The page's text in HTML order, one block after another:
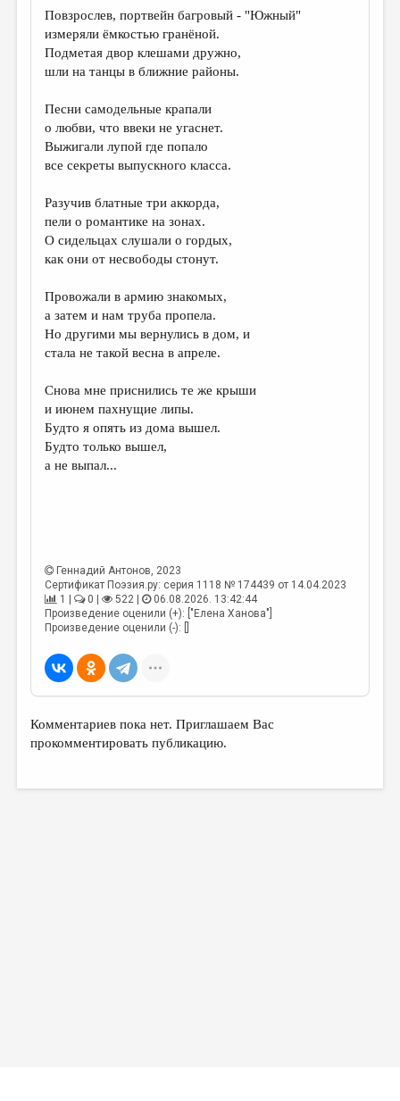
Повзрослев, портвейн багровый - "Южный"
измеряли ёмкостью гранёной.
Подметая двор клешами дружно,
шли на танцы в ближние районы.
Песни самодельные крапали
о любви, что ввеки не угаснет.
Выжигали лупой где попало
все секреты выпускного класса.
Разучив блатные три аккорда,
пели о романтике на зонах.
О сидельцах слушали о гордых,
как они от несвободы стонут.
Провожали в армию знакомых,
а затем и нам труба пропела.
Но другими мы вернулись в дом, и
стала не такой весна в апреле.
Снова мне приснились те же крыши
и июнем пахнущие липы.
Будто я опять из дома вышел.
Будто только вышел,
а не выпал...
Геннадий Антонов, 2023
Сертификат Поэзия.ру: серия 1118 № 174439 от 14.04.2023
1 |
0 | 522 |
06.08.2026. 13:42:44
Произведение оценили (+): ["Елена Ханова"]
Произведение оценили (-): []
Комментариев пока нет. Приглашаем Вас
прокомментировать публикацию.